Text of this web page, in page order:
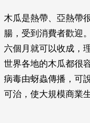
木瓜是熱帶、亞熱帶
腸，受到消費者歡迎
六個月就可以收成，
世界各地的木瓜都很
病毒由蚜蟲傳播，可
可治，使大規模商業